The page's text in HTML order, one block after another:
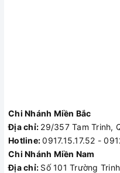
Chi Nhánh Miền Bắc
Địa chỉ: 29/357 Tam Trinh,
Hotline:0917.15.17.52 -
Chi Nhánh Miền Nam
Địa chỉ: Số 101 Trường